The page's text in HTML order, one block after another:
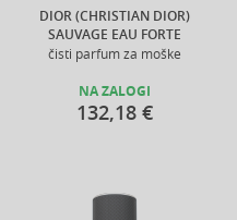
DIOR (CHRISTIAN DIOR)
SAUVAGE EAU FORTE
čisti parfum za moške
NA ZALOGI
132,18 €